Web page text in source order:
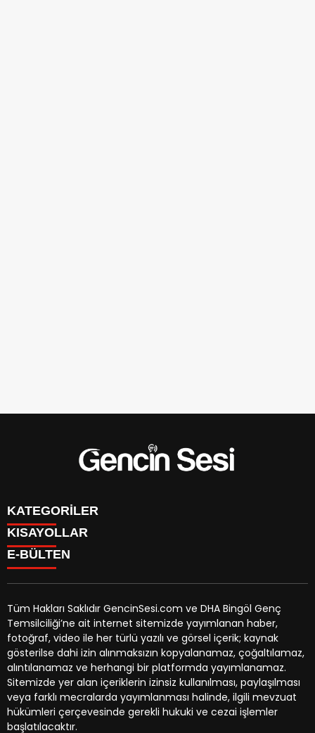
KATEGORİLER
GENÇ
BİNGÖL
ÖZEL HABER
EKONOMİ
YEREL HABERLER
CANLI BORSA
KÜNYE
İLETİŞİM
KISAYOLLAR
BURÇLAR
CANLI TV
HAVA DURUMU
NÖBETÇİ ECZANELER
TRAFİK DURUMU
YEREL HABERLER
GAZETELER
E-BÜLTEN
gencinsesi.com e-bültenine abone olarak, tarafınıza haber,
duyuru ve kampanya içerikli e-postaların gönderilmesini
kabul etmiş olursunuz.
Tüm Hakları Saklıdır GencinSesi.com ve DHA Bingöl Genç
Temsilciliği’ne ait internet sitemizde yayımlanan haber,
fotoğraf, video ile her türlü yazılı ve görsel içerik; kaynak
gösterilse dahi izin alınmaksızın kopyalanamaz, çoğaltılamaz,
alıntılanamaz ve herhangi bir platformda yayımlanamaz.
Sitemizde yer alan içeriklerin izinsiz kullanılması, paylaşılması
veya farklı mecralarda yayımlanması halinde, ilgili mevzuat
hükümleri çerçevesinde gerekli hukuki ve cezai işlemler
başlatılacaktır.